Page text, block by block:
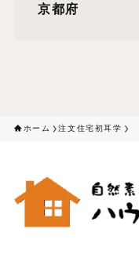
京都府
ホーム 注文住宅初耳学